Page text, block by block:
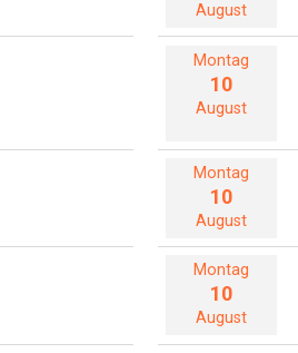
August
Montag
10
August
Montag
10
August
Montag
10
August